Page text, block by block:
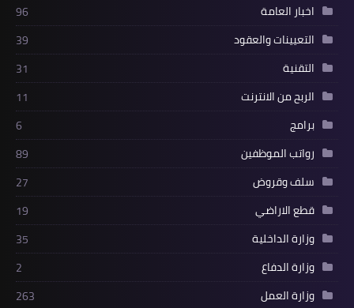
اخبار العامة
96
التعيينات والعقود
39
التقنية
31
الربح من الانترنت
11
برامج
6
رواتب الموظفين
89
سلف وقروض
27
قطع الاراضي
19
وزارة الداخلية
35
وزارة الدفاع
2
وزارة العمل
263